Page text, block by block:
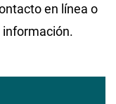
en línea o
información.